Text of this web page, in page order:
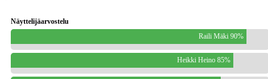
Näyttelijäarvostelu
Raili Mäki 90%
Heikki Heino 85%